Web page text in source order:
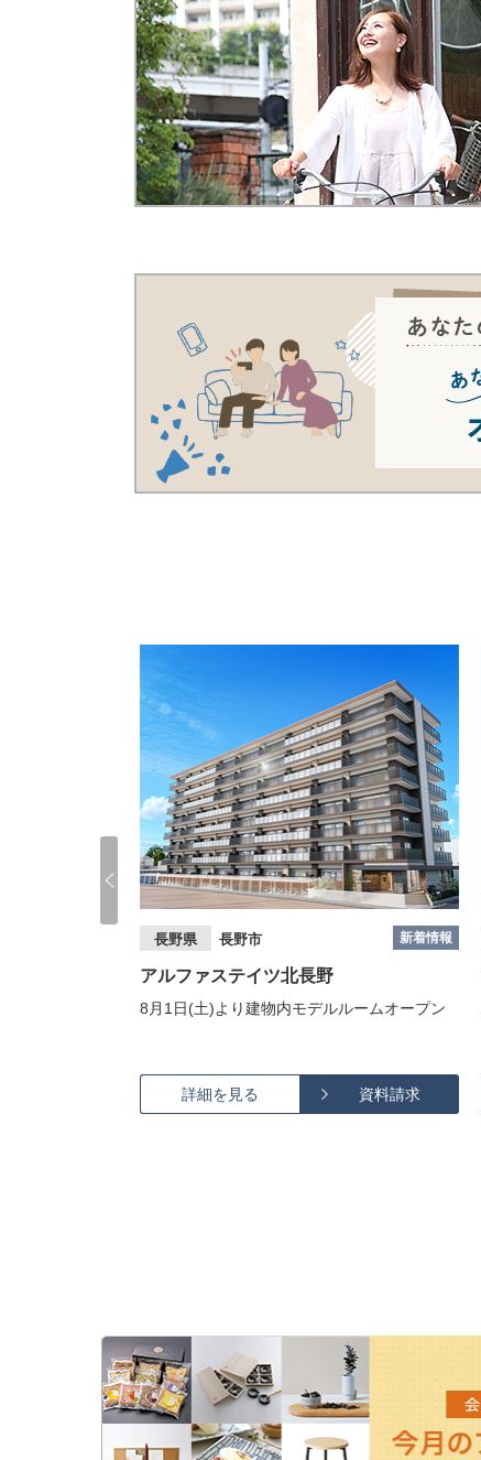
長野県 長野市 新着情報
アルファステイツ北長野
8月1日(土)より建物内モデルルームオープン
詳細を見る 資料請求